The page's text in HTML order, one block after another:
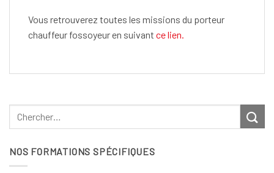
Vous retrouverez toutes les missions du porteur
chauffeur fossoyeur en suivant ce lien.
NOS FORMATIONS SPÉCIFIQUES